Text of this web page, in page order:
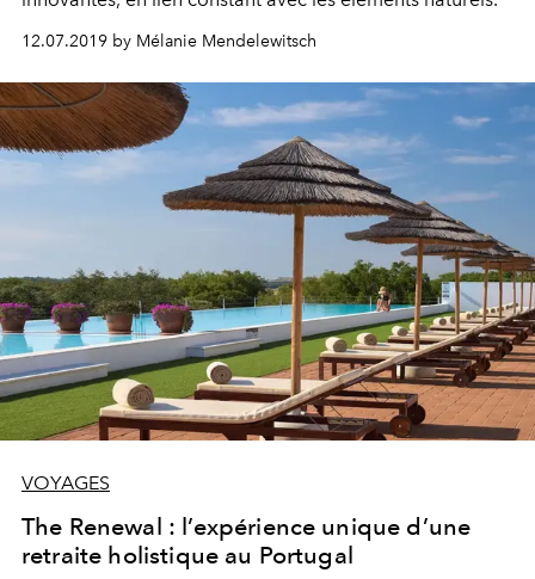
12.07.2019 by Mélanie Mendelewitsch
VOYAGES
The Renewal : l’expérience unique d’une
retraite holistique au Portugal